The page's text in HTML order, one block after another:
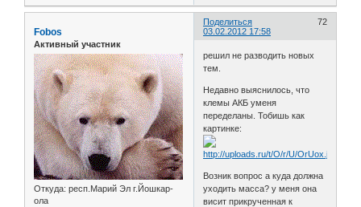
Поделиться
72
03.02.2012 17:58
Fobos
Активный участник
Откуда: респ.Марий Эл г.Йошкар-
ола
решил не разводить новых
тем.
Недавно выяснилось, что
клемы АКБ уменя
переделаны. Тобишь как
картинке:
Возник вопрос а куда должна
уходить масса? у меня она
висит прикрученная к